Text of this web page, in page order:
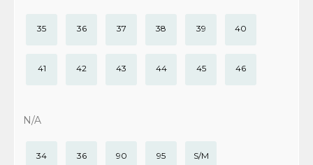
35 36 37 38 39 40
41 42 43 44 45 46
N/A
34 36 90 95 S/M